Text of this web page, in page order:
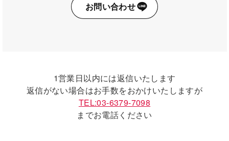
お問い合わせ
1営業日以内には返信いたします
返信がない場合はお手数をおかけいたしますが
TEL:03-6379-7098
までお電話ください